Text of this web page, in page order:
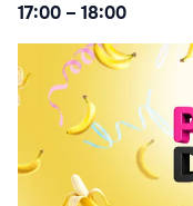
17:00 – 18:00